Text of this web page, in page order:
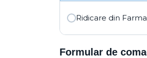
Ridicare din
Formular de